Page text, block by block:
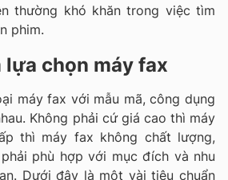
thường khó khăn trong việc tìm
phim.
lựa chọn máy fax
máy fax với mẫu mã, công dụng
Không phải cứ giá cao thì máy
thì máy fax không chất lượng,
phù hợp với mục đích và nhu
Dưới đây là một vài tiêu chuẩn